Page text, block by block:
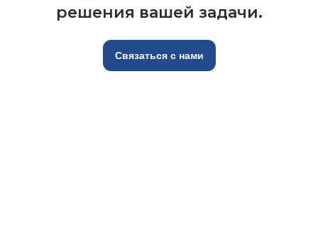
решения вашей задачи.
Связаться с нами